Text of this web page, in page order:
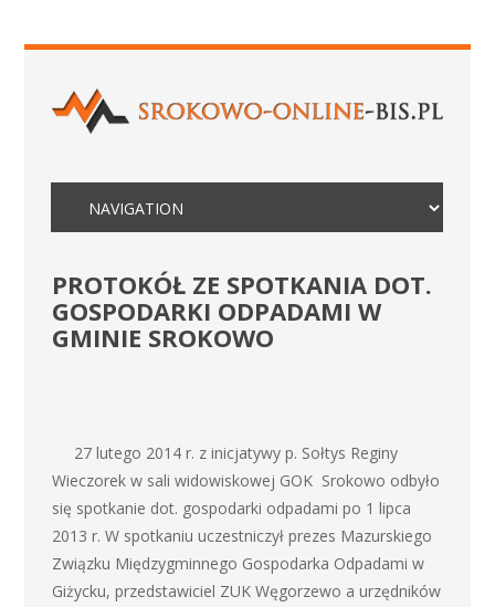
PROTOKÓŁ ZE SPOTKANIA DOT.
GOSPODARKI ODPADAMI W
GMINIE SROKOWO
27 lutego 2014 r. z inicjatywy p. Sołtys Reginy
Wieczorek w sali widowiskowej GOK Srokowo odbyło
się spotkanie dot. gospodarki odpadami po 1 lipca
2013 r. W spotkaniu uczestniczył prezes Mazurskiego
Związku Międzygminnego Gospodarka Odpadami w
Giżycku, przedstawiciel ZUK Węgorzewo a urzędników